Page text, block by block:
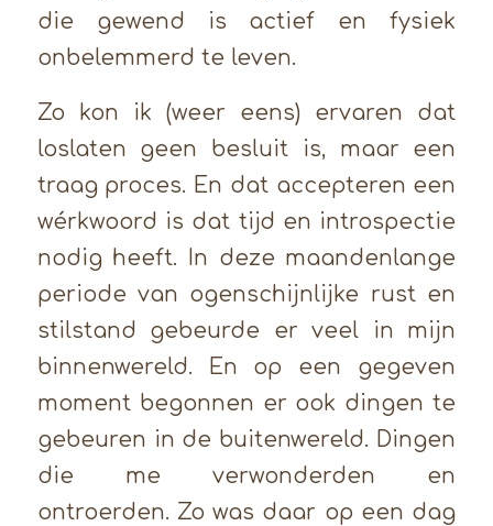
die gewend is actief en fysiek
onbelemmerd te leven.
Zo kon ik (weer eens) ervaren dat
loslaten geen besluit is, maar een
traag proces. En dat accepteren een
wérkwoord is dat tijd en introspectie
nodig heeft. In deze maandenlange
periode van ogenschijnlijke rust en
stilstand gebeurde er veel in mijn
binnenwereld. En op een gegeven
moment begonnen er ook dingen te
gebeuren in de buitenwereld. Dingen
die me verwonderden en
ontroerden. Zo was daar op een dag